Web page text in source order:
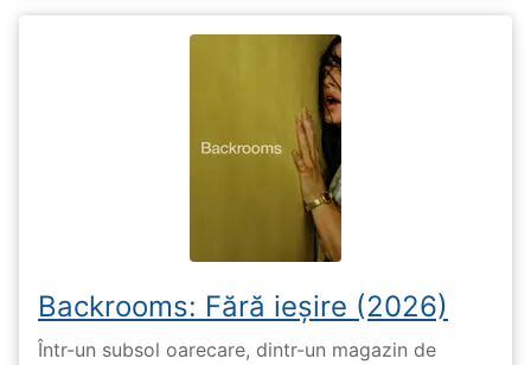
Backrooms: Fără ieșire (2026)
Într-un subsol oarecare, dintr-un magazin de